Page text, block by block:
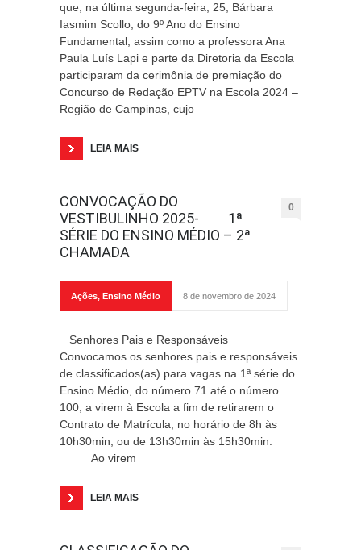
que, na última segunda-feira, 25, Bárbara
Iasmim Scollo, do 9º Ano do Ensino
Fundamental, assim como a professora Ana
Paula Luís Lapi e parte da Diretoria da Escola
participaram da cerimônia de premiação do
Concurso de Redação EPTV na Escola 2024 –
Região de Campinas, cujo
LEIA MAIS
CONVOCAÇÃO DO
VESTIBULINHO 2025- 1ª
SÉRIE DO ENSINO MÉDIO – 2ª
CHAMADA
0
Ações, Ensino Médio 8 de novembro de 2024
Senhores Pais e Responsáveis
Convocamos os senhores pais e responsáveis
de classificados(as) para vagas na 1ª série do
Ensino Médio, do número 71 até o número
100, a virem à Escola a fim de retirarem o
Contrato de Matrícula, no horário de 8h às
10h30min, ou de 13h30min às 15h30min.
Ao virem
LEIA MAIS